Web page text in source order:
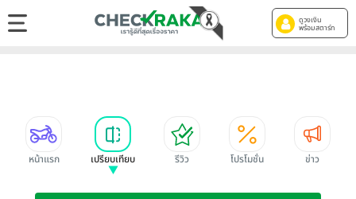
ดูวงเงิน
พร้อมสตาร์ท
หน้าแรก เปรียบเทียบ รีวิว โปรโมชั่น ข่าว